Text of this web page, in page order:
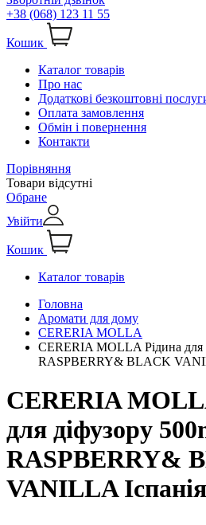
+38 (068) 123 11 55
Кошик
Каталог товарів
Про нас
Додаткові безкоштовні
Оплата замовлення
Обмін і повернення
Контакти
Порівняння
Товари відсутні
Обране
Увійти
Кошик
Каталог товарів
Головна
Аромати для дому
CERERIA MOLLA
CERERIA MOLLA Рідина для
RASPBERRY& BLACK
CERERIA
для діфузору
RASPBERRY&
VANILLA Іспанія